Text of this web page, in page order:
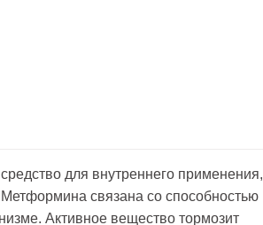
для внутреннего применения,
связана со способностью
Активное вещество тормозит